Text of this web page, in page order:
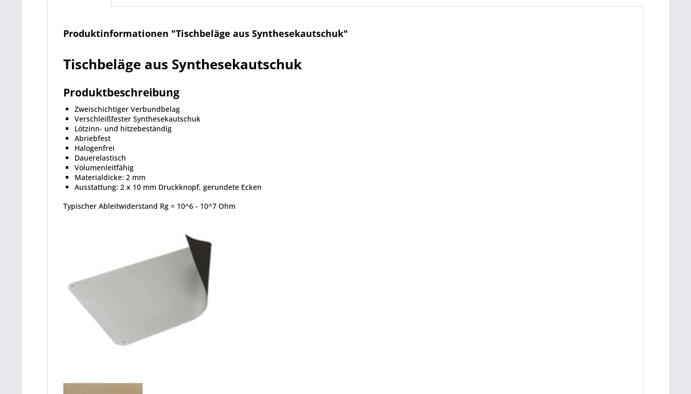
Produktinformationen "Tischbeläge aus Synthesekautschuk"
Tischbeläge aus Synthesekautschuk
Produktbeschreibung
Zweischichtiger Verbundbelag
Verschleißfester Synthesekautschuk
Lötzinn- und hitzebeständig
Abriebfest
Halogenfrei
Dauerelastisch
Volumenleitfähig
Materialdicke: 2 mm
Ausstattung: 2 x 10 mm Druckknopf, gerundete Ecken
Typischer Ableitwiderstand Rg = 10^6 - 10^7 Ohm